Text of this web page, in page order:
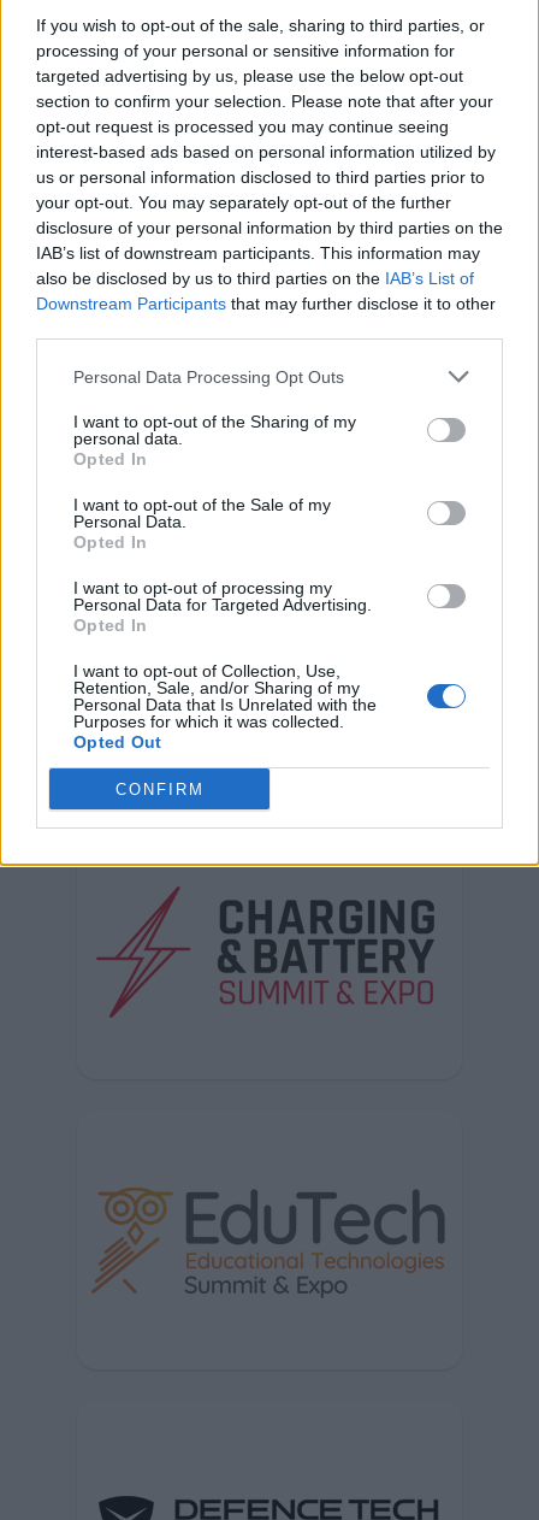
If you wish to opt-out of the sale, sharing to third parties, or
processing of your personal or sensitive information for
targeted advertising by us, please use the below opt-out
section to confirm your selection. Please note that after your
opt-out request is processed you may continue seeing
interest-based ads based on personal information utilized by
us or personal information disclosed to third parties prior to
your opt-out. You may separately opt-out of the further
disclosure of your personal information by third parties on the
IAB’s list of downstream participants. This information may
also be disclosed by us to third parties on the IAB’s List of
Downstream Participants that may further disclose it to other
Personal Data Processing Opt Outs
I want to opt-out of the Sharing of my
personal data.
Opted In
I want to opt-out of the Sale of my
Personal Data.
Opted In
I want to opt-out of processing my
Personal Data for Targeted Advertising.
Opted In
I want to opt-out of Collection, Use,
Retention, Sale, and/or Sharing of my
Personal Data that Is Unrelated with the
Purposes for which it was collected.
Opted Out
CONFIRM
Προλάβετε τα Super Early Bird
εισιτήρια του Advanced Telecoms
Summit 2026
Ιουλ 17, 2026Verticom Projects